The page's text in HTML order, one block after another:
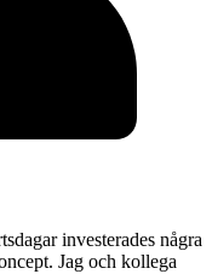
investerades några
Jag och kollega